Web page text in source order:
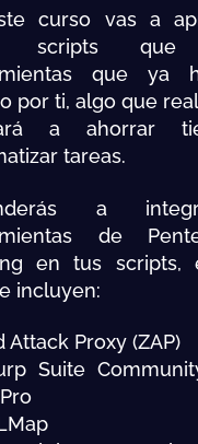
curso vas a
scripts que
que ya
por ti, algo que
a ahorrar
tareas.
a
de
en tus scripts,
incluyen:
Attack Proxy (ZAP)
Suite